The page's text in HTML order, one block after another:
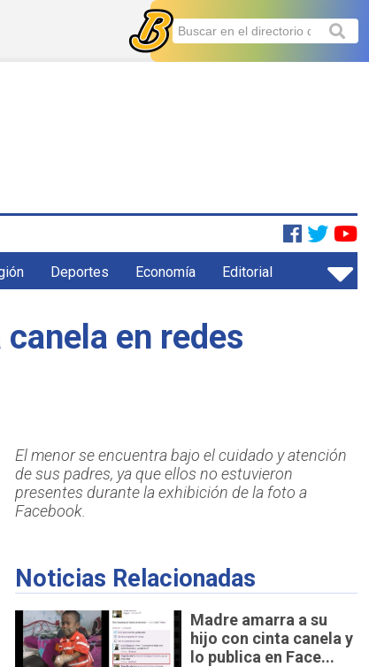
Deportes Economía Editorial
en redes
El menor se encuentra bajo el cuidado y atención
de sus padres, ya que ellos no estuvieron
presentes durante la exhibición de la foto a
Facebook.
Noticias Relacionadas
Madre amarra a su
hijo con cinta canela y
lo publica en Face...